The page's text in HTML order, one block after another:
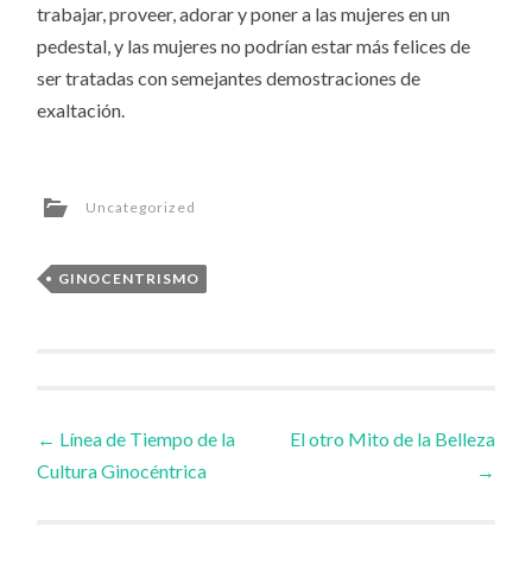
trabajar, proveer, adorar y poner a las mujeres en un
pedestal, y las mujeres no podrían estar más felices de
ser tratadas con semejantes demostraciones de
exaltación.
Uncategorized
GINOCENTRISMO
Post
← Línea de Tiempo de la
Cultura Ginocéntrica
El otro Mito de la Belleza
→